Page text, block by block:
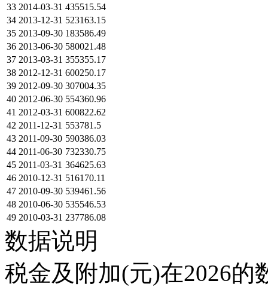
33 2014-03-31 435515.54
34 2013-12-31 523163.15
35 2013-09-30 183586.49
36 2013-06-30 580021.48
37 2013-03-31 355355.17
38 2012-12-31 600250.17
39 2012-09-30 307004.35
40 2012-06-30 554360.96
41 2012-03-31 600822.62
42 2011-12-31 553781.5
43 2011-09-30 590386.03
44 2011-06-30 732330.75
45 2011-03-31 364625.63
46 2010-12-31 516170.11
47 2010-09-30 539461.56
48 2010-06-30 535546.53
49 2010-03-31 237786.08
数据说明
税金及附加(元)在2026的